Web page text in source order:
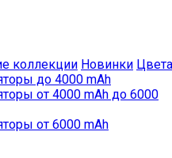
коллекции Новинки Цвета
до 4000 mAh
от 4000 mAh до 6000
от 6000 mAh